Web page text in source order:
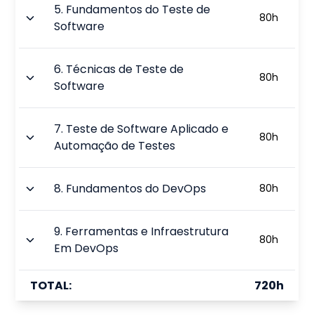
5. Fundamentos do Teste de
Software
80h
6. Técnicas de Teste de
Software
80h
7. Teste de Software Aplicado e
Automação de Testes
80h
8. Fundamentos do DevOps 80h
9. Ferramentas e Infraestrutura
Em DevOps
80h
TOTAL: 720h